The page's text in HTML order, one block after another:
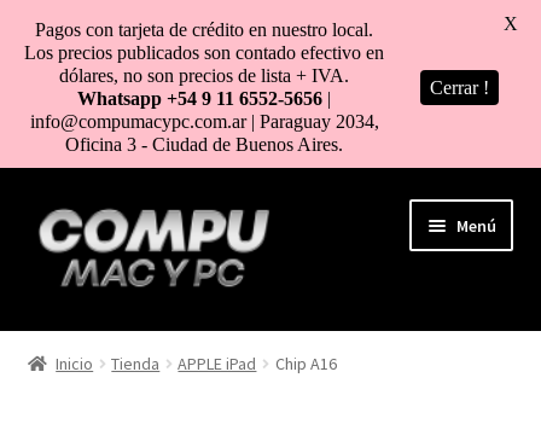
al
contenido
Menú
HOME
Inicio Tienda APPLE iPad Chip A16
Pagos con tarjeta de crédito en nuestro local.
Los precios publicados son contado efectivo en
dólares, no son precios de lista + IVA.
Whatsapp +54 9 11 6552-5656 |
info@compumacypc.com.ar | Paraguay 2034,
Oficina 3 - Ciudad de Buenos Aires.
Cerrar !
X